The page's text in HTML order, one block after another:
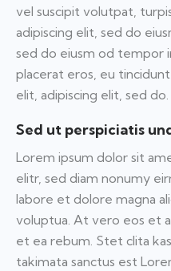
vel suscipit volutpat,
adipiscing elit, sed do
sed do eiusm od tempor
placerat eros, eu
elit, adipiscing elit, sed do.
Sed ut perspiciatis
Lorem ipsum dolor sit
elitr, sed diam nonumy
labore et dolore magna
voluptua. At vero eos et
et ea rebum. Stet clita
takimata sanctus est